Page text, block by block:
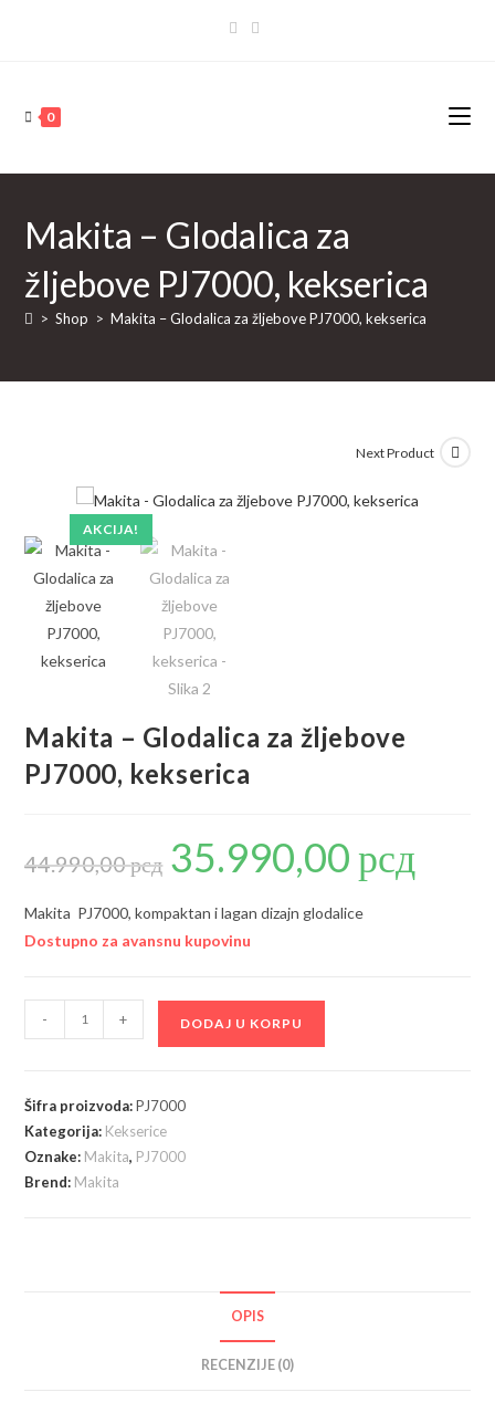
0
Makita – Glodalica za
žljebove PJ7000, kekserica
> Shop > Makita – Glodalica za žljebove PJ7000, kekserica
AKCIJA!
Next Product
Makita – Glodalica za žljebove
PJ7000, kekserica
44.990,00рсд
Originalna
cena
je
44.990,00 рсд.
35.990,00рсдje:
Makita PJ7000, kompaktan i lagan dizajn glodalice
Dostupno za avansnu kupovinu
-
za
žljebove
PJ7000,
kekserica
- + DODAJ U KORPU
Šifra proizvoda:PJ7000
Kategorija: Kekserice
Oznake: Makita, PJ7000
Brend: Makita
OPIS
RECENZIJE (0)